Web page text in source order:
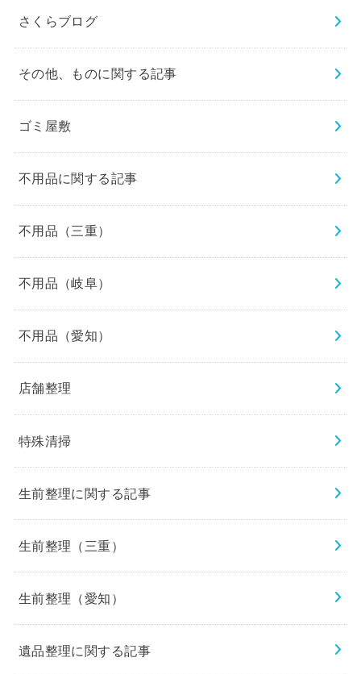
さくらブログ
その他、ものに関する記事
ゴミ屋敷
不用品に関する記事
不用品（三重）
不用品（岐阜）
不用品（愛知）
店舗整理
特殊清掃
生前整理に関する記事
生前整理（三重）
生前整理（愛知）
遺品整理に関する記事